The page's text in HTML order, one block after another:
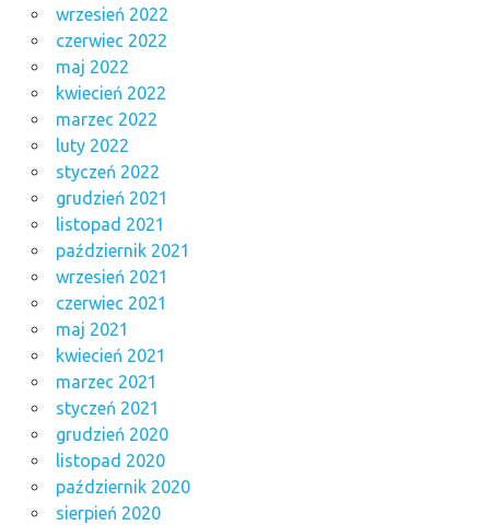
wrzesień 2022
czerwiec 2022
maj 2022
kwiecień 2022
marzec 2022
luty 2022
styczeń 2022
grudzień 2021
listopad 2021
październik 2021
wrzesień 2021
czerwiec 2021
maj 2021
kwiecień 2021
marzec 2021
styczeń 2021
grudzień 2020
listopad 2020
październik 2020
sierpień 2020